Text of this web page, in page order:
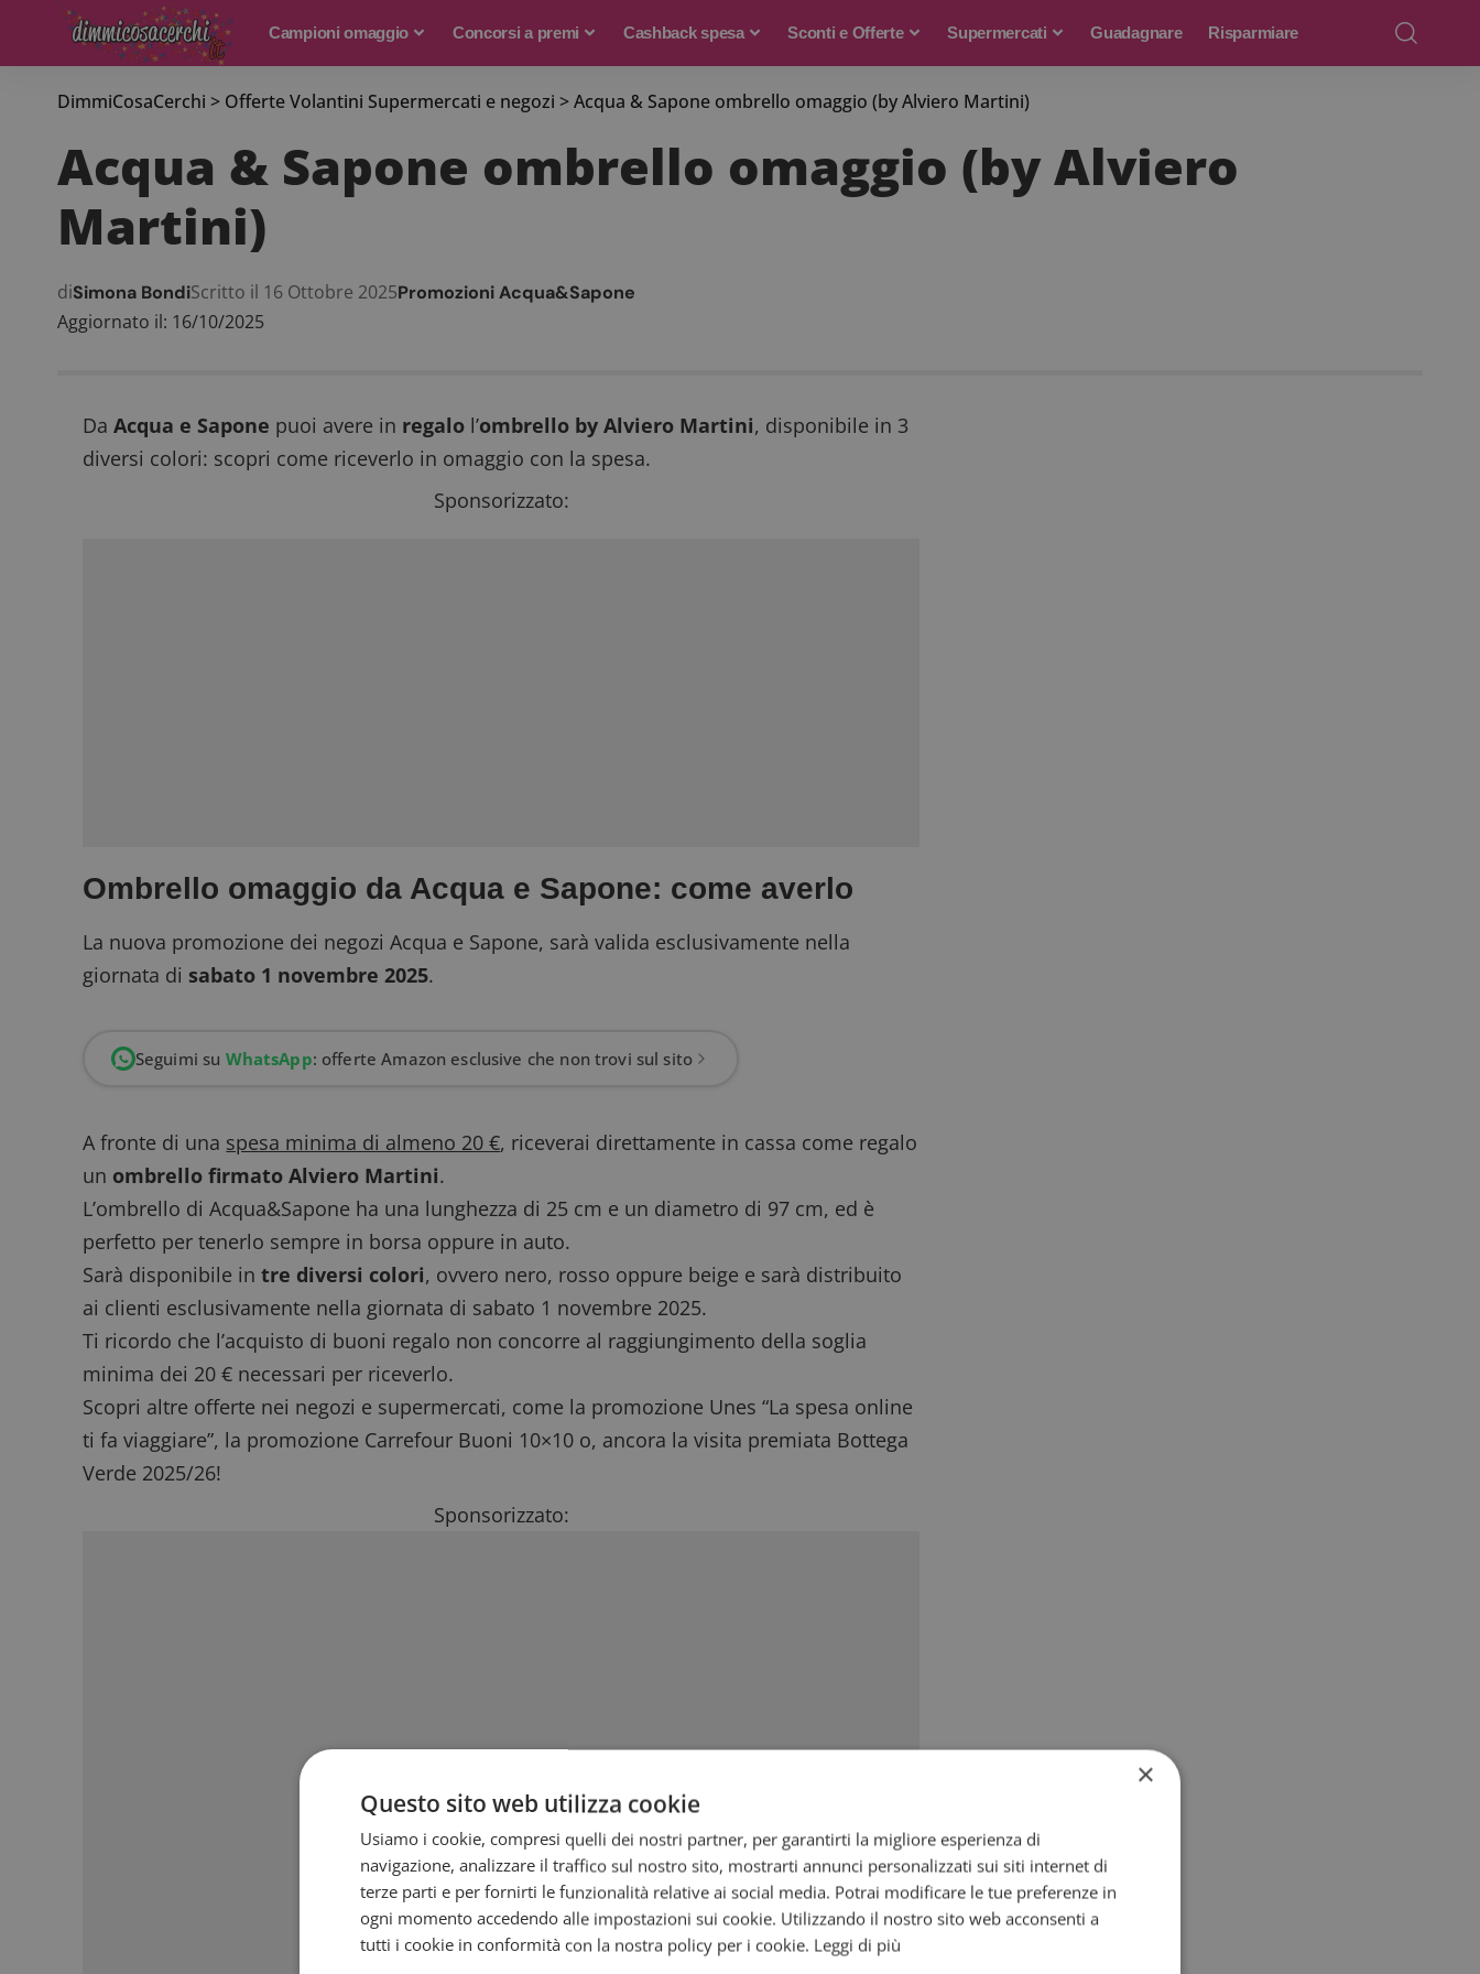
Campioni omaggio Concorsi a premi Cashback spesa Sconti e Offerte Supermercati Guadagnare Risparmiare
DimmiCosaCerchi > Offerte Volantini Supermercati e negozi >Acqua & Sapone ombrello omaggio (by Alviero Martini)
Acqua & Sapone ombrello omaggio (by Alviero
Martini)
Aggiornato il: 16/10/2025
diSimona BondiScritto il 16 Ottobre 2025Promozioni Acqua&Sapone
DaAcqua e Sapone puoi avere in regalo l’ombrello by Alviero Martini, disponibile in 3
diversi colori: scopri come riceverlo in omaggio con la spesa.
Sponsorizzato:
Ombrello omaggio da Acqua e Sapone: come averlo
La nuova promozione dei negozi Acqua e Sapone, sarà valida esclusivamente nella
giornata di sabato 1 novembre 2025.
Seguimi su WhatsApp: offerte Amazon esclusive che non trovi sul sito
A fronte di una spesa minima di almeno 20 €, riceverai direttamente in cassa come regalo
un ombrello firmato Alviero Martini.
L’ombrello di Acqua&Sapone ha una lunghezza di 25 cm e un diametro di 97 cm, ed è
perfetto per tenerlo sempre in borsa oppure in auto.
Sarà disponibile intre diversi colori, ovvero nero, rosso oppure beige e sarà distribuito
ai clienti esclusivamente nella giornata di sabato 1 novembre 2025.
Ti ricordo che l’acquisto di buoni regalo non concorre al raggiungimento della soglia
minima dei 20 € necessari per riceverlo.
Scopri altre offerte nei negozi e supermercati, come la promozione Unes “La spesa online
ti fa viaggiare”, la promozione Carrefour Buoni 10×10 o, ancora lavisita premiata Bottega
Verde 2025/26!
Sponsorizzato:
×
Questo sito web utilizza cookie
Usiamo i cookie, compresi quelli dei nostri partner, per garantirti la migliore esperienza di
navigazione, analizzare il traffico sul nostro sito, mostrarti annunci personalizzati sui siti internet di
terze parti e per fornirti le funzionalità relative ai social media. Potrai modificare le tue preferenze in
ogni momento accedendo alle impostazioni sui cookie. Utilizzando il nostro sito web acconsenti a
tutti i cookie in conformità con la nostra policy per i cookie. Leggi di più